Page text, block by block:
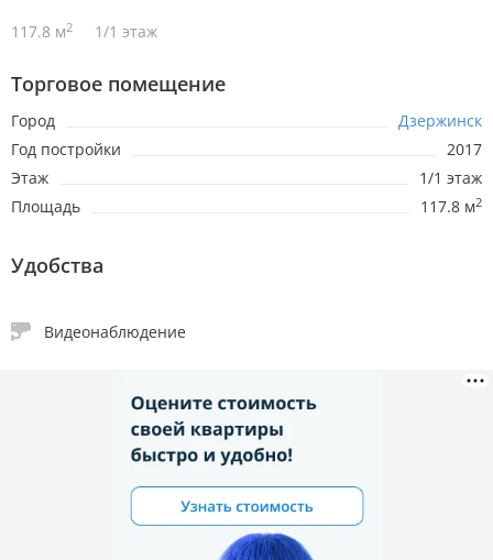
117.8 м2 1/1 этаж
Торговое помещение
Город
Дзержинск
Год постройки
2017
Этаж
1/1 этаж
Площадь
117.8 м2
Удобства
Видеонаблюдение